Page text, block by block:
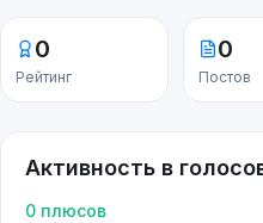
0
Рейтинг
0
Постов
Активность в
0 плюсов